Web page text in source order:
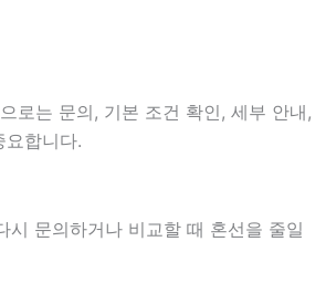
로는 문의, 기본 조건 확인, 세부 안내,
합니다.
문의하거나 비교할 때 혼선을 줄일